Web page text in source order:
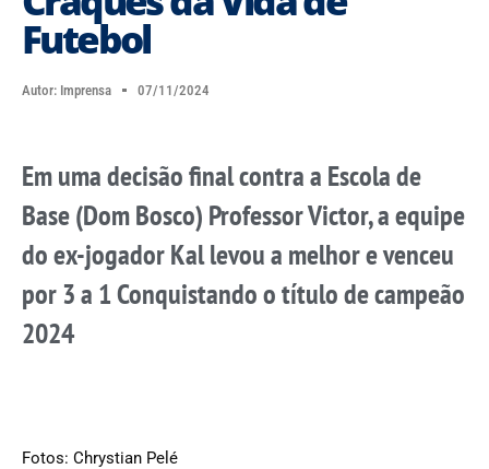
Futebol
Autor: Imprensa 07/11/2024
Em uma decisão final contra a Escola de
Base (Dom Bosco) Professor Victor, a equipe
do ex-jogador Kal levou a melhor e venceu
por 3 a 1 Conquistando o título de campeão
2024
Fotos: Chrystian Pelé